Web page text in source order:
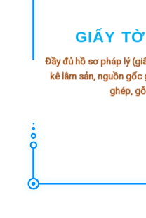
GIẤY
Đầy đủ hồ sơ pháp lý
kê lâm sản, nguồn gốc
ghép,